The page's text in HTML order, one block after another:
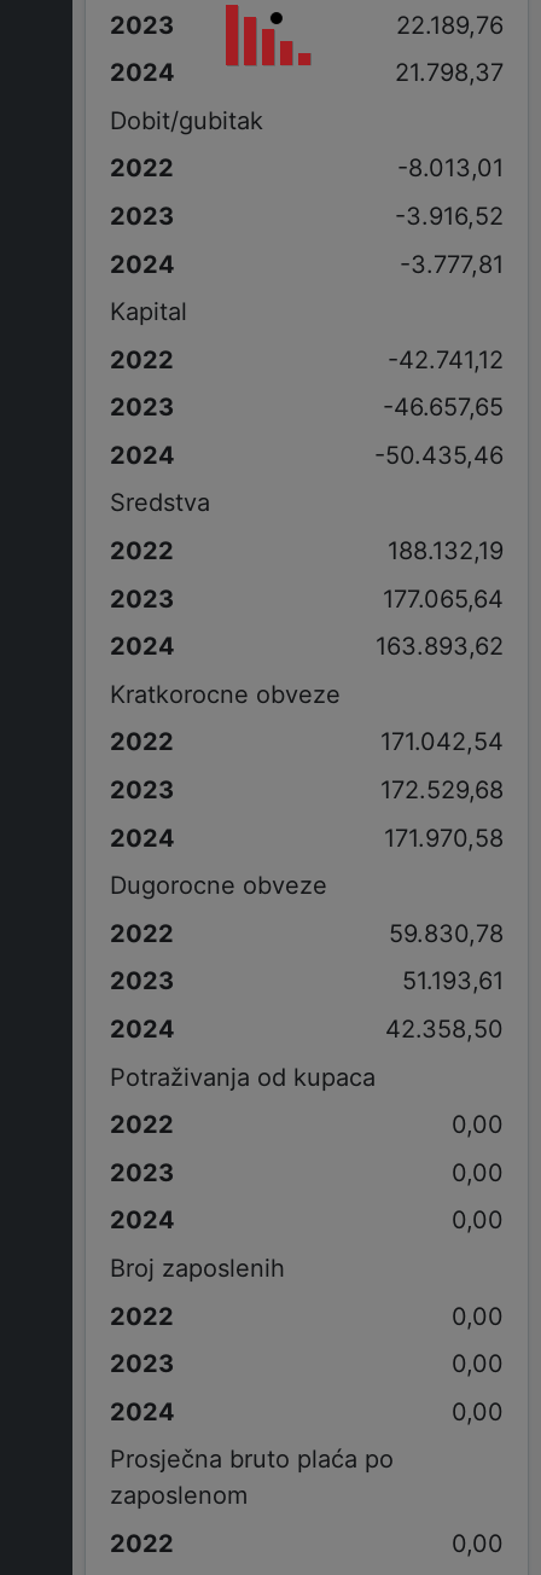
22.189,76
21.798,37
Dobit/gubitak
-8.013,01
-3.916,52
-3.777,81
Kapital
-42.741,12
-46.657,65
-50.435,46
Sredstva
188.132,19
177.065,64
163.893,62
Kratkorocne obveze
171.042,54
172.529,68
171.970,58
Dugorocne obveze
59.830,78
51.193,61
42.358,50
Potraživanja od kupaca
0,00
0,00
0,00
Broj zaposlenih
0,00
0,00
0,00
Prosječna bruto plaća po
zaposlenom
0,00